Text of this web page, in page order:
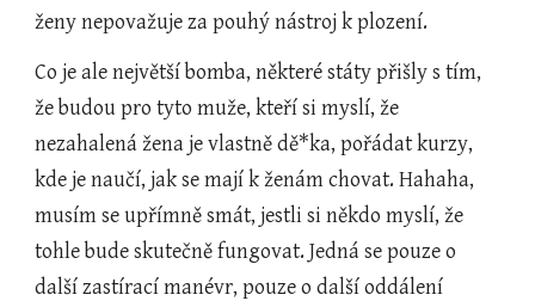
ženy nepovažuje za pouhý nástroj k plození.
Co je ale největší bomba, některé státy přišly s tím,
že budou pro tyto muže, kteří si myslí, že
nezahalená žena je vlastně dě*ka, pořádat kurzy,
kde je naučí, jak se mají k ženám chovat. Hahaha,
musím se upřímně smát, jestli si někdo myslí, že
tohle bude skutečně fungovat. Jedná se pouze o
další zastírací manévr, pouze o další oddálení